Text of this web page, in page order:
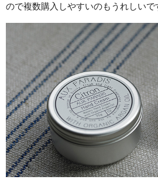
ので複数購入しやすいのもうれしいで